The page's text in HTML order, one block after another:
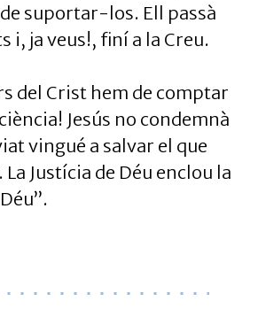
suportar-los. Ell passà
i, ja veus!, finí a la Creu.
del Crist hem de comptar
Jesús no condemnà
vingué a salvar el que
Justícia de Déu enclou la